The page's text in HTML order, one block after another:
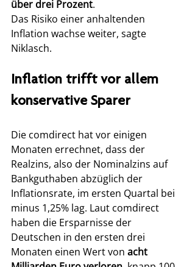
über drei Prozent.
Das Risiko einer anhaltenden
Inflation wachse weiter, sagte
Niklasch.
Inflation trifft vor allem
konservative Sparer
Die comdirect hat vor einigen
Monaten errechnet, dass der
Realzins, also der Nominalzins auf
Bankguthaben abzüglich der
Inflationsrate, im ersten Quartal bei
minus 1,25% lag. Laut comdirect
haben die Ersparnisse der
Deutschen in den ersten drei
Monaten einen Wert von acht